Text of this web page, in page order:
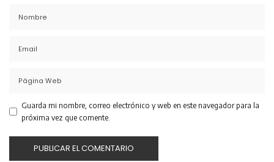
Guarda mi nombre, correo electrónico y web en este navegador para la
próxima vez que comente.